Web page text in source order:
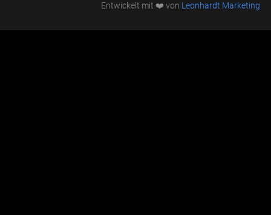
Entwickelt mit ❤️ von Leonhardt Marketing